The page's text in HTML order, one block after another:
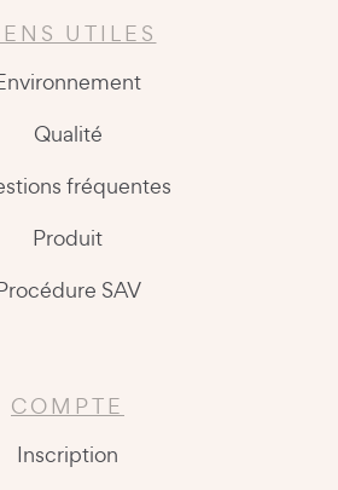
UTILES
Qualité
fréquentes
Produit
SAV
COMPTE
Inscription